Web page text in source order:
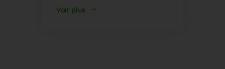
Voir plus